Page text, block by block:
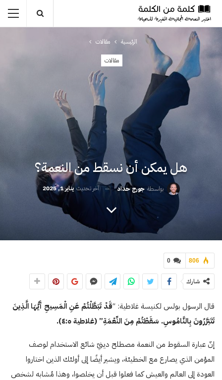
الرئيسية مقالات
مقالات
هل يمكن أن نسقط من النعمة؟
بواسطة جورج حداد آخر تحديث يناير 1, 2025
0 806
شارك
قال الرسول بولس لكنيسة غلاطية: “قَدْ تَبَطَّلْتُمْ عَنِ الْمَسِيحِ أَيُّهَا الَّذِينَ
تَتَبَرَّرُونَ بِالنَّامُوسِ. سَقَطْتُمْ مِنَ النِّعْمَةِ” (غلاطيةە:٤).
إنّ عبارة السقوط من النعمة مصطلح دينيّ شائع الاستخدام لوصف
المؤمن الذي يصارع مع الخطيئة، ويشير أيضًا إلى أولئك الذين اختاروا
العودة إلى العالم والعيش كما فعلوا قبل أن يخلصوا، وهذا مُشابه لشخص